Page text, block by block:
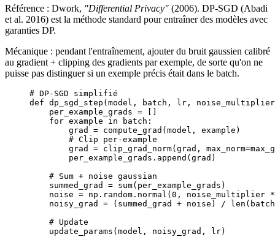
Référence : Dwork, "Differential Privacy" (2006). DP-SGD (Abadi
et al. 2016) est la méthode standard pour entraîner des modèles avec
garanties DP.
Mécanique : pendant l'entraînement, ajouter du bruit gaussien calibré
au gradient + clipping des gradients par exemple, de sorte qu'on ne
puisse pas distinguer si un exemple précis était dans le batch.
# DP-SGD simplifié
def dp_sgd_step (model, batch, lr, noise_multiplier,
    per_example_grads
=
    for
example in batch:
        grad
= compute_grad(model, example)
        # Clip per-example
        grad
= clip_grad_norm(grad, max_norm=
        per_example_grads.append(grad)
    # Sum + noise gaussian
    summed_grad
= sum(per_example_grads)
    noise
= np.random.normal( 0 , noise_multiplier *
    noisy_grad
= (summed_grad + noise) / len
    # Update
    update_params(model, noisy_grad, lr)